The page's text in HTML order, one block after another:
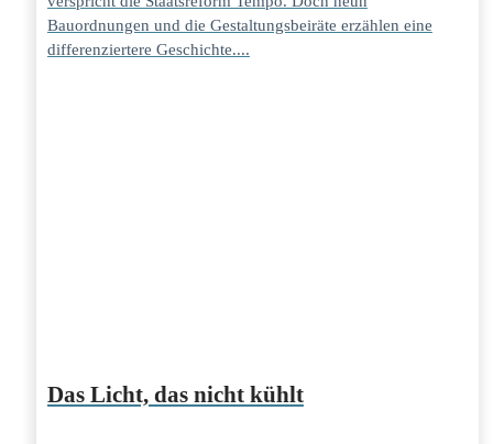
Bauordnungen und die Gestaltungsbeiräte erzählen eine
differenziertere Geschichte....
Das Licht, das nicht kühlt